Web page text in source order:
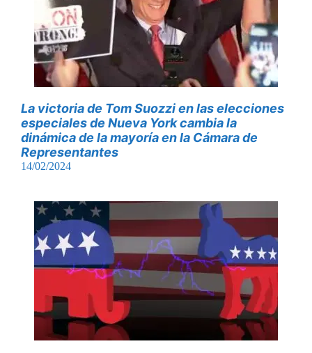
La victoria de Tom Suozzi en las elecciones
especiales de Nueva York cambia la
dinámica de la mayoría en la Cámara de
Representantes
14/02/2024